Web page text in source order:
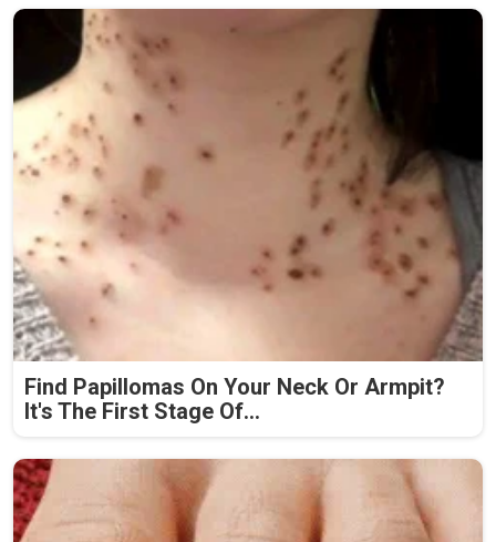
Find Papillomas On Your Neck Or Armpit?
It's The First Stage Of...